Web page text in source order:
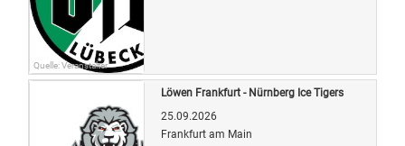
Quelle: Veranstalter
Löwen Frankfurt - Nürnberg Ice Tigers
25.09.2026
Frankfurt am Main